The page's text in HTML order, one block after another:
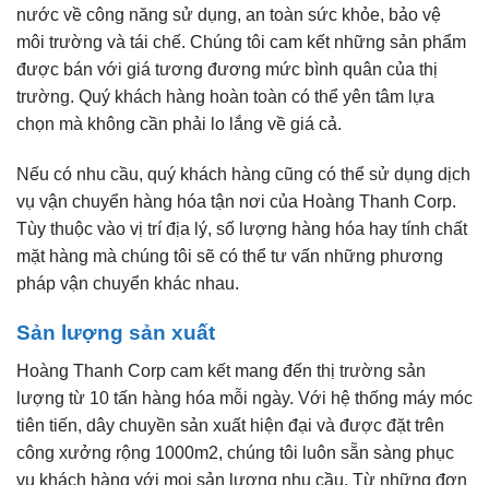
nước về công năng sử dụng, an toàn sức khỏe, bảo vệ
môi trường và tái chế. Chúng tôi cam kết những sản phẩm
được bán với giá tương đương mức bình quân của thị
trường. Quý khách hàng hoàn toàn có thể yên tâm lựa
chọn mà không cần phải lo lắng về giá cả.
Nếu có nhu cầu, quý khách hàng cũng có thể sử dụng dịch
vụ vận chuyển hàng hóa tận nơi của Hoàng Thanh Corp.
Tùy thuộc vào vị trí địa lý, số lượng hàng hóa hay tính chất
mặt hàng mà chúng tôi sẽ có thể tư vấn những phương
pháp vận chuyển khác nhau.
Sản lượng sản xuất
Hoàng Thanh Corp cam kết mang đến thị trường sản
lượng từ 10 tấn hàng hóa mỗi ngày. Với hệ thống máy móc
tiên tiến, dây chuyền sản xuất hiện đại và được đặt trên
công xưởng rộng 1000m2, chúng tôi luôn sẵn sàng phục
vụ khách hàng với mọi sản lượng nhu cầu. Từ những đơn